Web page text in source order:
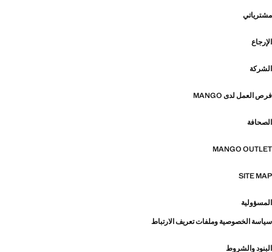
مشترياتي
الإرجاع
الشركة
فرص العمل لدى MANGO
الصحافة
MANGO OUTLET
SITE MAP
المسؤولية
سياسة الخصوصية وملفات تعريف الارتباط
البنود والشروط